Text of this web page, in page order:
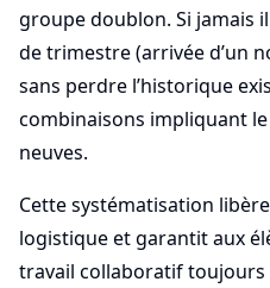
groupe doublon. Si jamais
de trimestre (arrivée d’un
sans perdre l’historique
combinaisons impliquant
neuves.
Cette systématisation
logistique et garantit aux
travail collaboratif toujours